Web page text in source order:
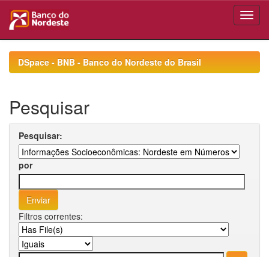
navigationDSpace - BNB - Banco do Nordeste do Brasil
Pesquisar
Pesquisar:
por
Filtros correntes: